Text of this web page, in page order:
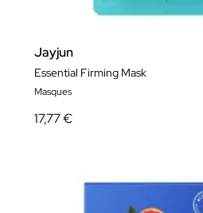
Jayjun
Essential Firming Mask
Masques
17,77 €